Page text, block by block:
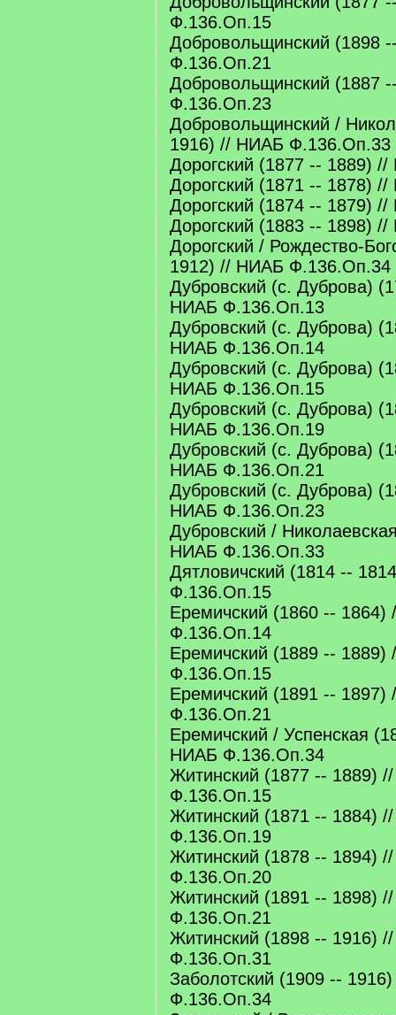
Ф.136.Оп.15
Добровольщинский (1898
Ф.136.Оп.21
Добровольщинский (1887
Ф.136.Оп.23
Добровольщинский /
1916) // НИАБ Ф.136.Оп.33
Дорогский (1877 -- 1889)
Дорогский (1871 -- 1878)
Дорогский (1874 -- 1879)
Дорогский (1883 -- 1898)
Дорогский / Рождество-
1912) // НИАБ Ф.136.Оп.34
Дубровский (с. Дуброва)
НИАБ Ф.136.Оп.13
Дубровский (с. Дуброва)
НИАБ Ф.136.Оп.14
Дубровский (с. Дуброва)
НИАБ Ф.136.Оп.15
Дубровский (с. Дуброва)
НИАБ Ф.136.Оп.19
Дубровский (с. Дуброва)
НИАБ Ф.136.Оп.21
Дубровский (с. Дуброва)
НИАБ Ф.136.Оп.23
Дубровский /
НИАБ Ф.136.Оп.33
Дятловичский (1814 --
Ф.136.Оп.15
Еремичский (1860 --
Ф.136.Оп.14
Еремичский (1889 --
Ф.136.Оп.15
Еремичский (1891 --
Ф.136.Оп.21
Еремичский / Успенская
НИАБ Ф.136.Оп.34
Житинский (1877 -- 1889)
Ф.136.Оп.15
Житинский (1871 -- 1884)
Ф.136.Оп.19
Житинский (1878 -- 1894)
Ф.136.Оп.20
Житинский (1891 -- 1898)
Ф.136.Оп.21
Житинский (1898 -- 1916)
Ф.136.Оп.31
Заболотский (1909 --
Ф.136.Оп.34